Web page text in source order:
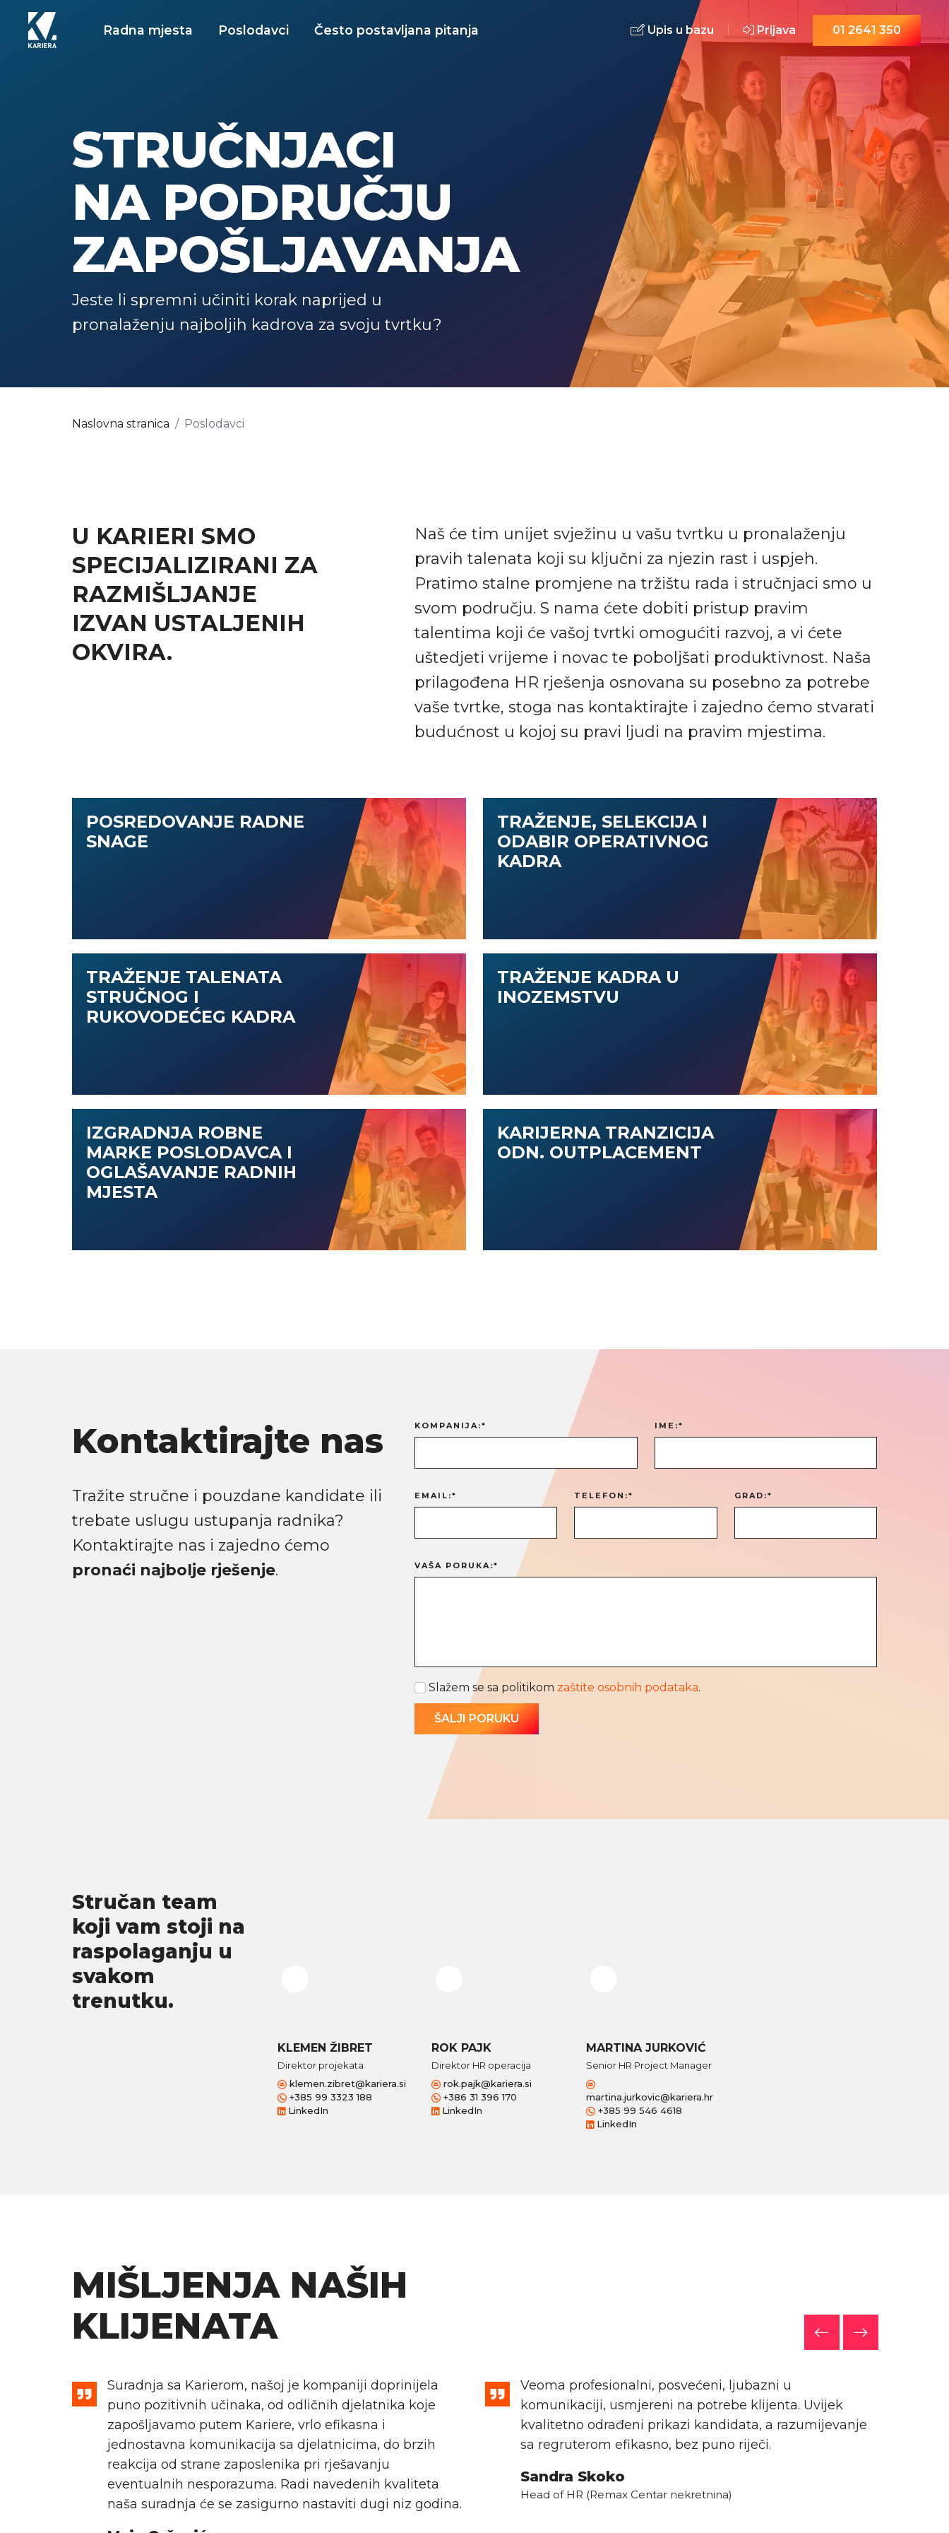
Upis u bazu Prijava 01 2641 350
Radna mjesta Poslodavci Često postavljana pitanja
STRUČNJACI
NA PODRUČJU
ZAPOŠLJAVANJA
Jeste li spremni učiniti korak naprijed u
pronalaženju najboljih kadrova za svoju tvrtku?
Naslovna stranica Poslodavci
U KARIERI SMO
SPECIJALIZIRANI ZA
RAZMIŠLJANJE
IZVAN USTALJENIH
OKVIRA.
Naš će tim unijet svježinu u vašu tvrtku u pronalaženju
pravih talenata koji su ključni za njezin rast i uspjeh.
Pratimo stalne promjene na tržištu rada i stručnjaci smo u
svom području. S nama ćete dobiti pristup pravim
talentima koji će vašoj tvrtki omogućiti razvoj, a vi ćete
uštedjeti vrijeme i novac te poboljšati produktivnost. Naša
prilagođena HR rješenja osnovana su posebno za potrebe
vaše tvrtke, stoga nas kontaktirajte i zajedno ćemo stvarati
budućnost u kojoj su pravi ljudi na pravim mjestima.
POSREDOVANJE RADNE
SNAGE
TRAŽENJE, SELEKCIJA I
ODABIR OPERATIVNOG
KADRA
TRAŽENJE TALENATA
STRUČNOG I
RUKOVODEĆEG KADRA
TRAŽENJE KADRA U
INOZEMSTVU
IZGRADNJA ROBNE
MARKE POSLODAVCA I
OGLAŠAVANJE RADNIH
MJESTA
KARIJERNA TRANZICIJA
ODN. OUTPLACEMENT
Kontaktirajte nas
Tražite stručne i pouzdane kandidate ili
trebate uslugu ustupanja radnika?
Kontaktirajte nas i zajedno ćemo
pronaći najbolje rješenje.
KOMPANIJA:* IME:*
EMAIL:* TELEFON:* GRAD:*
VAŠA PORUKA:*
Slažem se sa politikom zaštite osobnih podataka.
ŠALJI PORUKU
Stručan team
koji vam stoji na
raspolaganju u
svakom
trenutku.
KLEMEN ŽIBRET
Direktor projekata
klemen.zibret@kariera.si
+385 99 3323 188
LinkedIn
ROK PAJK
Direktor HR operacija
rok.pajk@kariera.si
+386 31 396 170
LinkedIn
MARTINA JURKOVIĆ
Senior HR Project Manager
martina.jurkovic@kariera.hr
+385 99 546 4618
LinkedIn
MIŠLJENJA NAŠIH
KLIJENATA
Suradnja sa Karierom, našoj je kompaniji doprinijela
puno pozitivnih učinaka, od odličnih djelatnika koje
zapošljavamo putem Kariere, vrlo efikasna i
jednostavna komunikacija sa djelatnicima, do brzih
reakcija od strane zaposlenika pri rješavanju
eventualnih nesporazuma. Radi navedenih kvaliteta
naša suradnja će se zasigurno nastaviti dugi niz godina.
Veoma profesionalni, posvećeni, ljubazni u
komunikaciji, usmjereni na potrebe klijenta. Uvijek
kvalitetno odrađeni prikazi kandidata, a razumijevanje
sa regruterom efikasno, bez puno riječi.
Sandra Skoko
Head of HR (Remax Centar nekretnina)